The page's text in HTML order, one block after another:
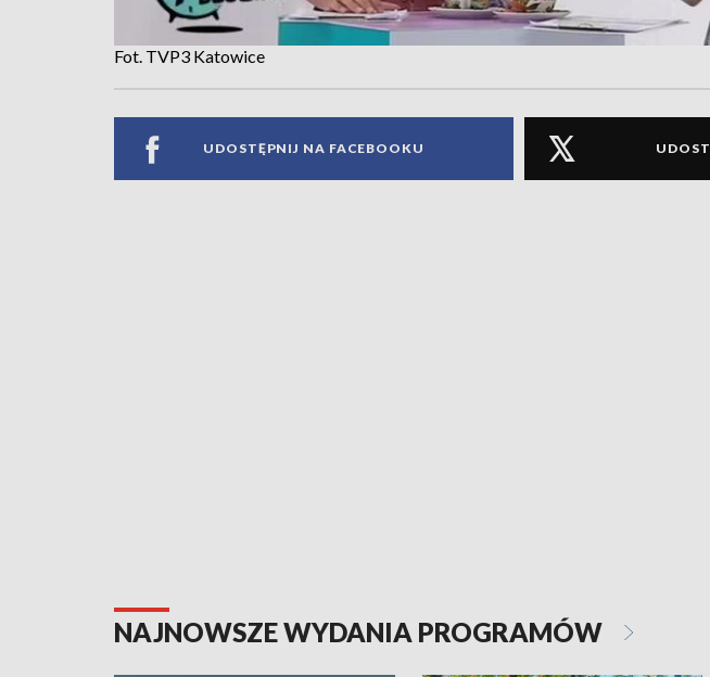
Fot. TVP3 Katowice
UDOSTĘPNIJ NA FACEBOOKU
NAJNOWSZE WYDANIA PROGRAMÓW